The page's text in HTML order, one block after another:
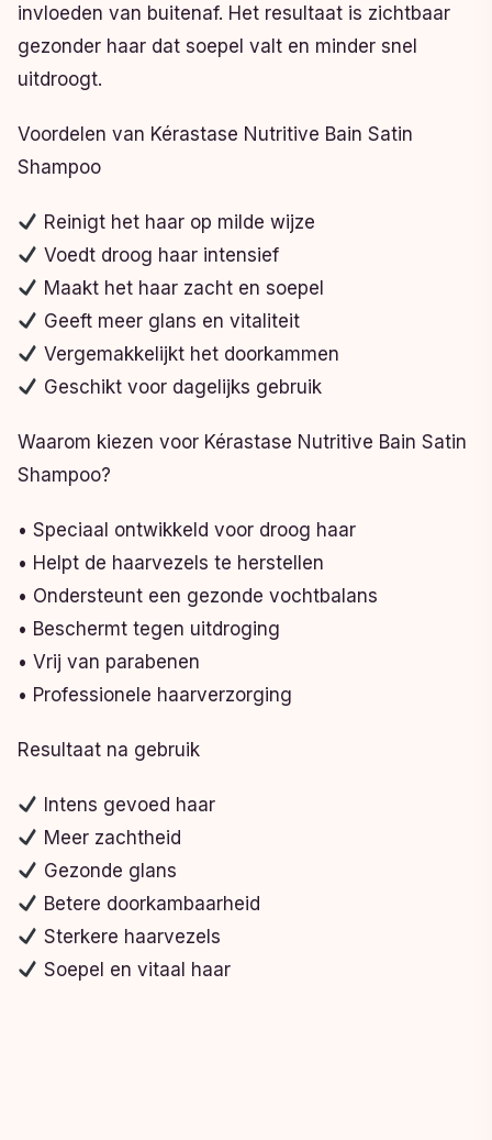
invloeden van buitenaf. Het resultaat is zichtbaar
gezonder haar dat soepel valt en minder snel
uitdroogt.
Voordelen van Kérastase Nutritive Bain Satin
Shampoo
Reinigt het haar op milde wijze
Voedt droog haar intensief
Maakt het haar zacht en soepel
Geeft meer glans en vitaliteit
Vergemakkelijkt het doorkammen
Geschikt voor dagelijks gebruik
Waarom kiezen voor Kérastase Nutritive Bain Satin
Shampoo?
• Speciaal ontwikkeld voor droog haar
• Helpt de haarvezels te herstellen
• Ondersteunt een gezonde vochtbalans
• Beschermt tegen uitdroging
• Vrij van parabenen
• Professionele haarverzorging
Resultaat na gebruik
Intens gevoed haar
Meer zachtheid
Gezonde glans
Betere doorkambaarheid
Sterkere haarvezels
Soepel en vitaal haar